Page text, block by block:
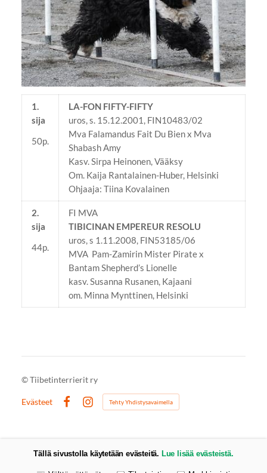
1.
sija
50p.
LA-FON FIFTY-FIFTY
uros, s. 15.12.2001, FIN10483/02
Mva Falamandus Fait Du Bien x Mva
Shabash Amy
Kasv. Sirpa Heinonen, Vääksy
Om. Kaija Rantalainen-Huber, Helsinki
Ohjaaja: Tiina Kovalainen
2.
sija
44p.
FI MVA
TIBICINAN EMPEREUR RESOLU
uros, s 1.11.2008, FIN53185/06
MVA Pam-Zamirin Mister Pirate x
Bantam Shepherd’s Lionelle
kasv. Susanna Rusanen, Kajaani
om. Minna Mynttinen, Helsinki
©Tiibetinterrierit ry
Evästeet
Instagram
Tehty Yhdistysavaimella
Tällä sivustolla käytetään evästeitä. Lue lisää evästeistä.